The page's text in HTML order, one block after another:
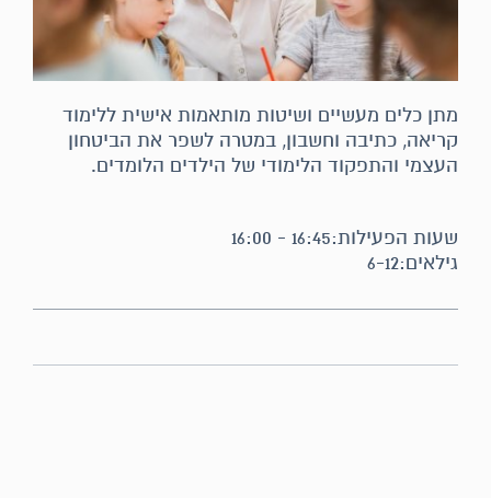
מתן כלים מעשיים ושיטות מותאמות אישית ללימוד
קריאה, כתיבה וחשבון, במטרה לשפר את הביטחון
העצמי והתפקוד הלימודי של הילדים הלומדים.
שעות הפעילות:16:45 - 16:00
גילאים:6-12